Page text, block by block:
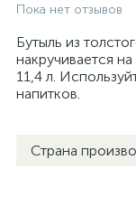
Пока нет отзывов
Бутыль из
накручивается
11,4 л.
напитков.
Страна